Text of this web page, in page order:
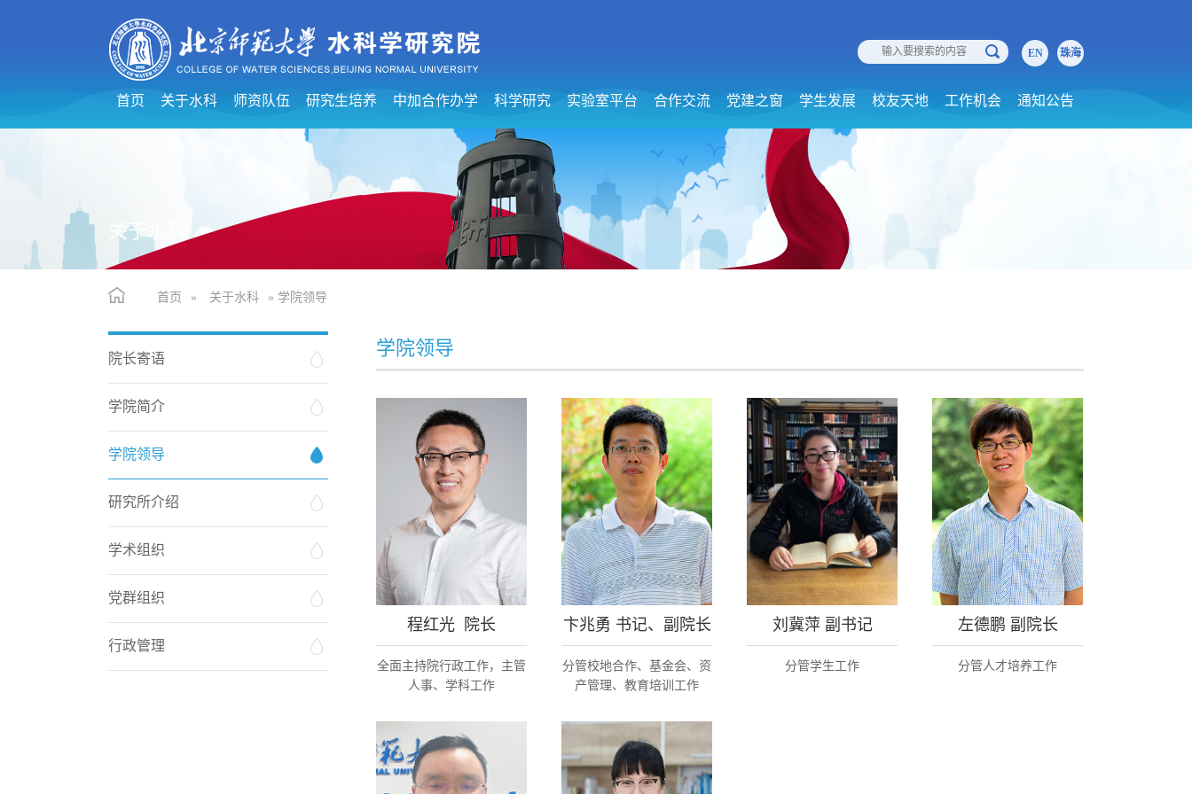
珠海
EN
首页 关于水科 师资队伍 研究生培养 中加合作办学 科学研究 实验室平台 合作交流 党建之窗 学生发展 校友天地 工作机会 通知公告
关于水科
首页 » 关于水科 » 学院领导
院长寄语
学院简介
学院领导
研究所介绍
学术组织
党群组织
行政管理
学院领导
程红光 院长
全面主持院行政工作，主管
人事、学科工作
卞兆勇 书记、副院长
分管校地合作、基金会、资
产管理、教育培训工作
刘冀萍 副书记
分管学生工作
左德鹏 副院长
分管人才培养工作